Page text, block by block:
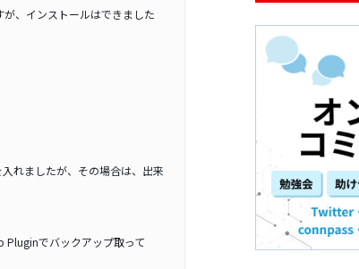
、インストールはできました
れましたが、その場合は、出来
Pluginでバックアップ取って